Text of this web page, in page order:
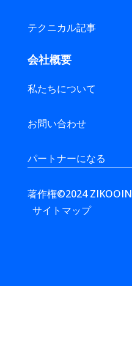
テクニカル記事
会社概要
私たちについて
お問い合わせ
パートナーになる
著作権©2024
サイトマップ